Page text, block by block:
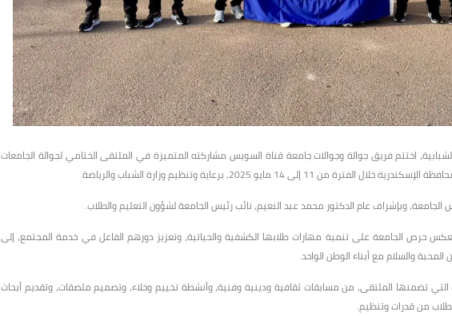
اختتم فريق جوالة وجوالات جامعة قناة السويس مشاركته المتميزة في الملتقى الختامي لجوالة الجامعات
إلى 14 مايو 2025، برعاية وتنظيم وزارة الشباب والرياضة.
الجامعة، وبإشراف عام الدكتور محمد عبد النعيم، نائب رئيس الجامعة لشؤون التعليم والطلاب.
حرص الجامعة على تنمية مهارات طلابها الكشفية والحياتية، وتعزيز دورهم الفاعل في خدمة المجتمع، إلى
والسلام مع أبناء الوطن الواحد.
تضمنها الملتقى، من مسابقات ثقافية ودينية وفنية، وأنشطة تخييم وخلاء، وتصميم ملصقات، وتقديم أبحاث
من قدرات وتنظيم.